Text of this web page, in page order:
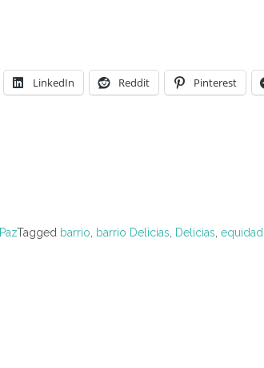
LinkedIn Reddit Pinterest
PazTagged barrio barrio Delicias Delicias equidad